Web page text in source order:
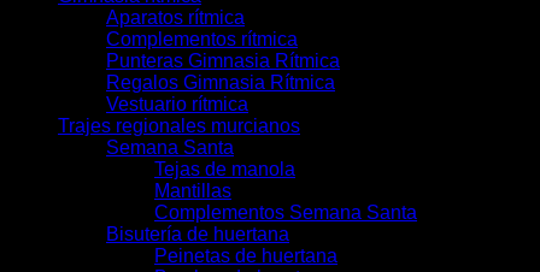
Aparatos rítmica
Complementos rítmica
Punteras Gimnasia Rítmica
Regalos Gimnasia Rítmica
Vestuario rítmica
Trajes regionales murcianos
Semana Santa
Tejas de manola
Mantillas
Complementos Semana Santa
Bisutería de huertana
Peinetas de huertana